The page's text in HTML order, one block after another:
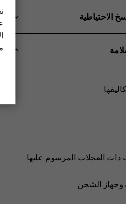
الاحتياطية
ذات العجلات المرسوم عليها
وجهاز الشحن